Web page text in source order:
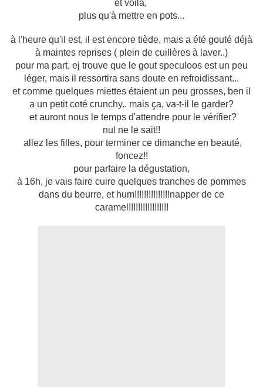
et voilà,
plus qu'à mettre en pots...
à l'heure qu'il est, il est encore tiède, mais a été gouté déjà
à maintes reprises ( plein de cuillères à laver..)
pour ma part, ej trouve que le gout speculoos est un peu
léger, mais il ressortira sans doute en refroidissant...
et comme quelques miettes étaient un peu grosses, ben il
a un petit coté crunchy.. mais ça, va-t-il le garder?
et auront nous le temps d'attendre pour le vérifier?
nul ne le sait!!
allez les filles, pour terminer ce dimanche en beauté,
foncez!!
pour parfaire la dégustation,
à 16h, je vais faire cuire quelques tranches de pommes
dans du beurre, et hum!!!!!!!!!!!!!!!napper de ce
caramel!!!!!!!!!!!!!!!!!